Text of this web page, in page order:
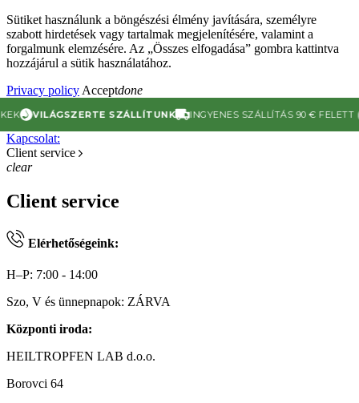
Sütiket használunk a böngészési élmény javítására, személyre
szabott hirdetések vagy tartalmak megjelenítésére, valamint a
forgalmunk elemzésére. Az „Összes elfogadása” gombra kattintva
hozzájárul a sütik használatához.
Privacy policy Acceptdone
VILÁGSZERTE SZÁLLÍTUNK INGYENES SZÁLLÍTÁS 90 € FELETT (EU)
Kapcsolat:
Client service
clear
Client service
Elérhetőségeink:
H–P: 7:00 - 14:00
Szo, V és ünnepnapok: ZÁRVA
Központi iroda:
HEILTROPFEN LAB d.o.o.
Borovci 64